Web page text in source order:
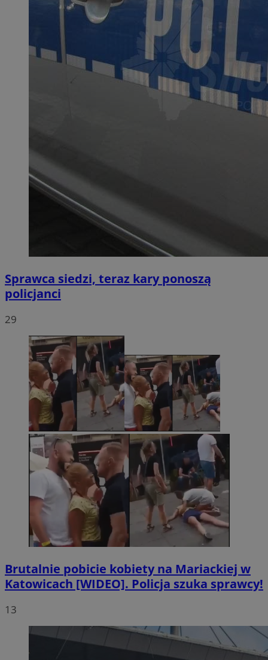
Sprawca siedzi, teraz kary ponoszą
policjanci
29
Brutalnie pobicie kobiety na Mariackiej w
Katowicach [WIDEO]. Policja szuka sprawcy!
13